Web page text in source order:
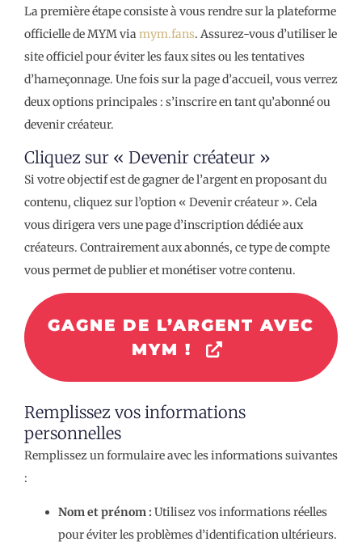
La première étape consiste à vous rendre sur la plateforme
officielle de MYM via mym.fans. Assurez-vous d’utiliser le
site officiel pour éviter les faux sites ou les tentatives
d’hameçonnage. Une fois sur la page d’accueil, vous verrez
deux options principales : s’inscrire en tant qu’abonné ou
devenir créateur.
Cliquez sur « Devenir créateur »
Si votre objectif est de gagner de l’argent en proposant du
contenu, cliquez sur l’option « Devenir créateur ». Cela
vous dirigera vers une page d’inscription dédiée aux
créateurs. Contrairement aux abonnés, ce type de compte
vous permet de publier et monétiser votre contenu.
GAGNE DE L’ARGENT AVEC
MYM !
Remplissez vos informations
personnelles
Remplissez un formulaire avec les informations suivantes
:
Nom et prénom : Utilisez vos informations réelles
pour éviter les problèmes d’identification ultérieurs.